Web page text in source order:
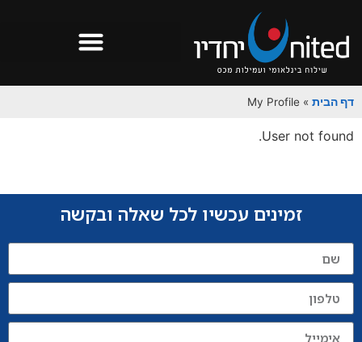
דף הבית »
My Profile
User not found.
זמינים עכשיו לכל שאלה ובקשה